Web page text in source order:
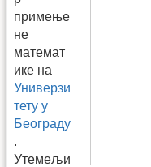
примење
не
математ
ике на
Универзи
тету у
Београду
.
Утемељи